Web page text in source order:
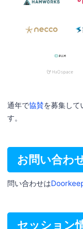
通年で協賛を募集し
す。
お問い合わ
問い合わせは
セッション